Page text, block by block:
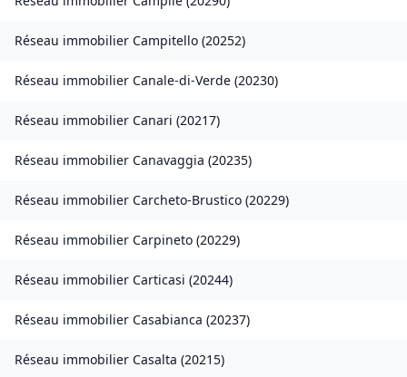
Réseau immobilier Campitello (20252)
Réseau immobilier Canale-di-Verde (20230)
Réseau immobilier Canari (20217)
Réseau immobilier Canavaggia (20235)
Réseau immobilier Carcheto-Brustico (20229)
Réseau immobilier Carpineto (20229)
Réseau immobilier Carticasi (20244)
Réseau immobilier Casabianca (20237)
Réseau immobilier Casalta (20215)